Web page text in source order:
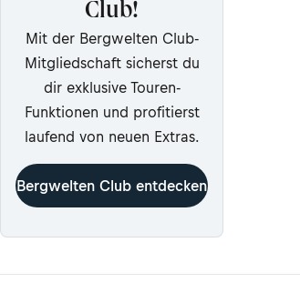
Club!
Mit der Bergwelten Club-
Mitgliedschaft sicherst du
dir exklusive Touren-
Funktionen und profitierst
laufend von neuen Extras.
Bergwelten Club entdecken